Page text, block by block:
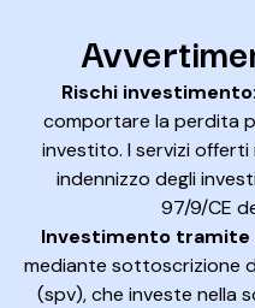
Rischi investimento
comportare la perdita
investito. I servizi
indennizzo degli
97/9/CE
Investimento tramite
mediante sottoscrizione
(spv), che investe nella